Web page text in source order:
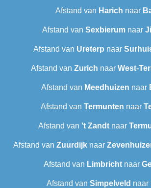
Afstand van Harich naar
Afstand van Sexbierum‎naar
Afstand van Ureterp naar
Afstand van Zurich naar West-
Afstand van Meedhuizen naar
Afstand van Termunten naar
Afstand van 't Zandtnaar
Afstand van Zuurdijk naar
Afstand van Limbricht naar
Afstand van Simpelveld naar